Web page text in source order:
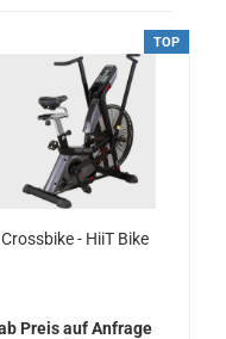
TOP
Crossbike - HiiT Bike
Preis auf Anfrage